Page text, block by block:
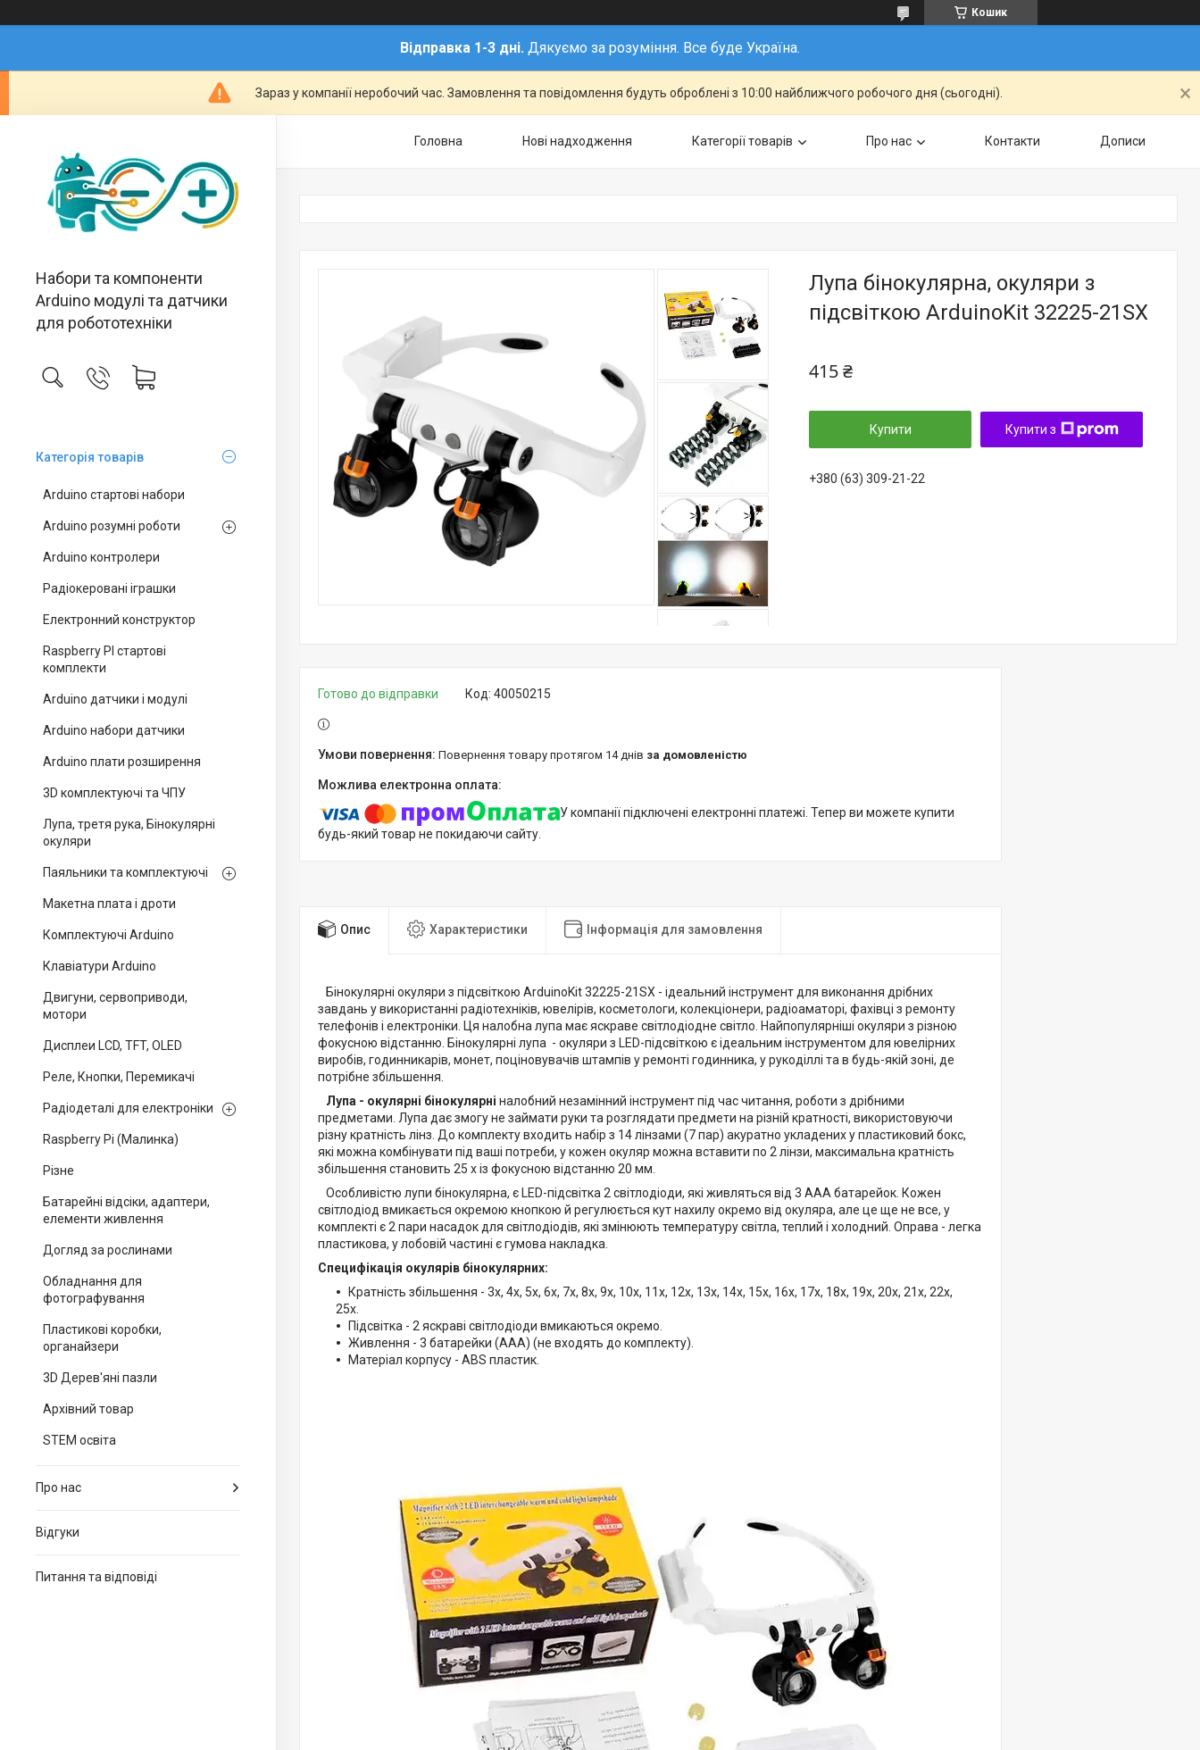
Кошик
Відправка 1-3 дні. Дякуємо за розуміння. Все буде Україна.
Зараз у компанії неробочий час. Замовлення та повідомлення будуть оброблені з 10:00 найближчого робочого дня (сьогодні).
Набори та компоненти
Arduino модулі та датчики
для робототехніки
Категорія товарів
Arduino стартові набори
Arduino розумні роботи
Arduino контролери
Радіокеровані іграшки
Електронний конструктор
Raspberry PI стартові
комплекти
Arduino датчики і модулі
Arduino набори датчики
Arduino плати розширення
3D комплектуючі та ЧПУ
Лупа, третя рука, Бінокулярні
окуляри
Паяльники та комплектуючі
Макетна плата і дроти
Комплектуючі Arduino
Клавіатури Arduino
Двигуни, сервоприводи,
мотори
Дисплеи LCD, TFT, OLED
Реле, Кнопки, Перемикачі
Радіодеталі для електроніки
Raspberry Pi (Малинка)
Різне
Батарейні відсіки, адаптери,
елементи живлення
Догляд за рослинами
Обладнання для
фотографування
Пластикові коробки,
органайзери
3D Дерев'яні пазли
Архівний товар
STEM освіта
Про нас
Відгуки
Питання та відповіді
Головна Нові надходження Категорії товарів Про нас Контакти Дописи
Лупа бінокулярна, окуляри з
підсвіткою ArduinoKit 32225-21SX
415 ₴
Купити Купити з
+380 (63) 309-21-22
Готово до відправки Код: 40050215
повернення товару протягом 14 днів за домовленістю
У компанії підключені електронні платежі. Тепер ви можете купити
будь-який товар не покидаючи сайту.
Опис Характеристики Інформація для замовлення
Бінокулярні окуляри з підсвіткою ArduinoKit 32225-21SX - ідеальний інструмент для виконання дрібних
завдань у використанні радіотехніків, ювелірів, косметологи, колекціонери, радіоаматорі, фахівці з ремонту
телефонів і електроніки. Ця налобна лупа має яскраве світлодіодне світло. Найпопулярніші окуляри з різною
фокусною відстанню. Бінокулярні лупа - окуляри з LED-підсвіткою є ідеальним інструментом для ювелірних
виробів, годинникарів, монет, поціновувачів штампів у ремонті годинника, у рукоділлі та в будь-якій зоні, де
потрібне збільшення.
Лупа - окулярні бінокулярні налобний незамінний інструмент під час читання, роботи з дрібними
предметами. Лупа дає змогу не займати руки та розглядати предмети на різній кратності, використовуючи
різну кратність лінз. До комплекту входить набір з 14 лінзами (7 пар) акуратно укладених у пластиковий бокс,
які можна комбінувати під ваші потреби, у кожен окуляр можна вставити по 2 лінзи, максимальна кратність
збільшення становить 25 х із фокусною відстанню 20 мм.
Особливістю лупи бінокулярна, є LED-підсвітка 2 світлодіоди, які живляться від 3 ААА батарейок. Кожен
світлодіод вмикається окремою кнопкою й регулюється кут нахилу окремо від окуляра, але це ще не все, у
комплекті є 2 пари насадок для світлодіодів, які змінюють температуру світла, теплий і холодний. Оправа - легка
пластикова, у лобовій частині є гумова накладка.
Специфікація окулярів бінокулярних:
Кратність збільшення - 3x, 4x, 5x, 6x, 7x, 8x, 9x, 10x, 11x, 12x, 13x, 14x, 15x, 16x, 17x, 18x, 19x, 20x, 21x, 22x,
25x.
Підсвітка - 2 яскраві світлодіоди вмикаються окремо.
Живлення - 3 батарейки (AAA) (не входять до комплекту).
Матеріал корпусу - ABS пластик.